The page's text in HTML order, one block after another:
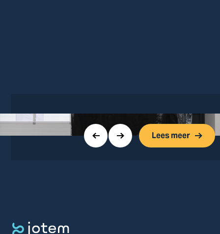
Lees meer